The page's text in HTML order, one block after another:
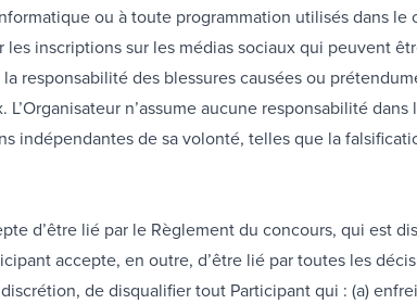
ou à toute programmation utilisés dans
inscriptions sur les médias sociaux qui peuvent
responsabilité des blessures causées ou
n’assume aucune responsabilité
indépendantes de sa volonté, telles que la
d’être lié par le Règlement du concours, qui est
accepte, en outre, d’être lié par toutes les
de disqualifier tout Participant qui : (a)